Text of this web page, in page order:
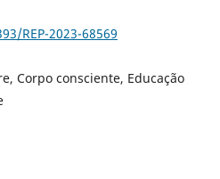
REP-2023-68569
Corpo consciente, Educação